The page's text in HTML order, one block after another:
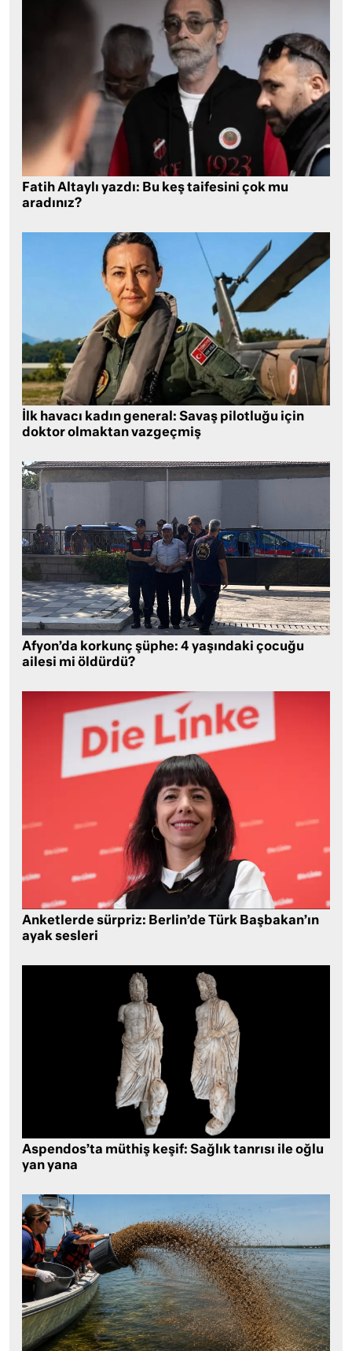
Fatih Altaylı yazdı: Bu keş taifesini çok mu
aradınız?
İlk havacı kadın general: Savaş pilotluğu için
doktor olmaktan vazgeçmiş
Afyon’da korkunç şüphe: 4 yaşındaki çocuğu
ailesi mi öldürdü?
Anketlerde sürpriz: Berlin’de Türk Başbakan’ın
ayak sesleri
Aspendos’ta müthiş keşif: Sağlık tanrısı ile oğlu
yan yana